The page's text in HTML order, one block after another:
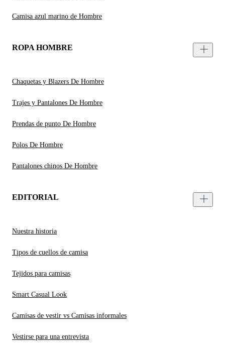
Camisa azul marino de Hombre
ROPA HOMBRE
Chaquetas y Blazers De Hombre
Trajes y Pantalones De Hombre
Prendas de punto De Hombre
Polos De Hombre
Pantalones chinos De Hombre
EDITORIAL
Nuestra historia
Tipos de cuellos de camisa
Tejidos para camisas
Smart Casual Look
Camisas de vestir vs Camisas informales
Vestirse para una entrevista